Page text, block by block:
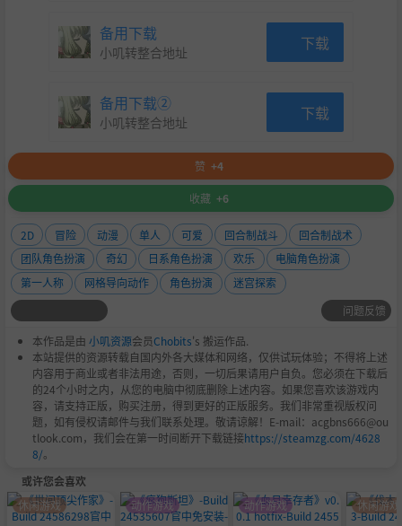
备用下载
小叽转整合地址 下载
备用下载②
小叽转整合地址 下载
赞 +4
收藏 +6
2D 冒险 动漫 单人 可爱 回合制战斗
回合制战术
团队角色扮演
奇幻 日系角色扮演 欢乐
电脑角色扮演
第一人称
网格导向动作 角色扮演
迷宫探索
问题反馈
本作品是由 小叽资源会员Chobits's 搬运作品.
本站提供的资源转载自国内外各大媒体和网络，仅供试玩体验；不得将上述
内容用于商业或者非法用途，否则，一切后果请用户自负。您必须在下载后
的24个小时之内，从您的电脑中彻底删除上述内容。如果您喜欢该游戏内
容，请支持正版，购买注册，得到更好的正版服务。我们非常重视版权问
题，如有侵权请邮件与我们联系处理。敬请谅解！E-mail：acgbns666@ou
tlook.com，我们会在第一时间断开下载链接https://steamzg.com/4628
8/。
或许您会喜欢
休闲游戏 动作游戏 动作游戏 休闲游戏